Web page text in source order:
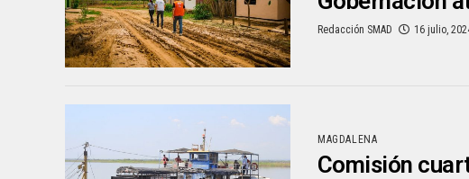
Redacción SMAD 16 julio,
MAGDALENA
Comisión